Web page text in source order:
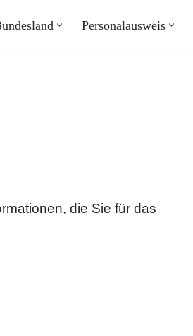
Personalausweis
die Sie für das